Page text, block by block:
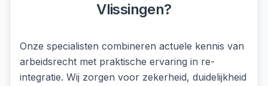
Vlissingen?
Onze specialisten combineren actuele kennis van
arbeidsrecht met praktische ervaring in re-
integratie. Wij zorgen voor zekerheid, duidelijkheid